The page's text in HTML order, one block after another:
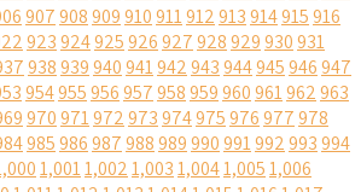
907908909910911912913914915916
923924925926927928929930931
938939940941942943944945946947
954955956957958959960961962963
970971972973974975976977978
985986987988989990991992993994
1,0011,0021,0031,0041,0051,006